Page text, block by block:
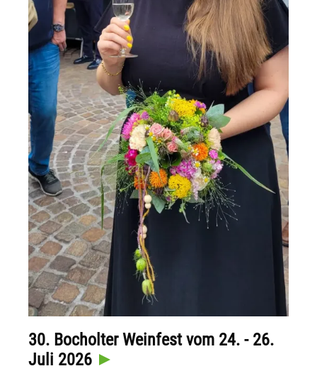
30. Bocholter Weinfest vom 24. - 26.
Juli 2026